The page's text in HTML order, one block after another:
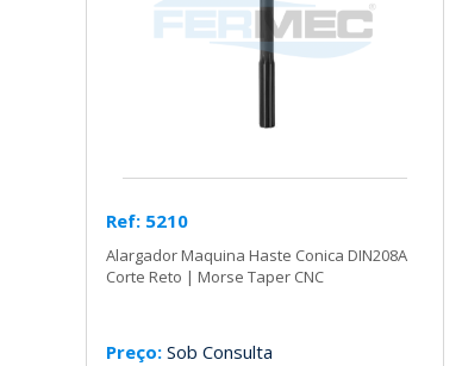
Ref: 5210
Alargador Maquina Haste Conica DIN208A
Corte Reto | Morse Taper CNC
Preço: Sob Consulta